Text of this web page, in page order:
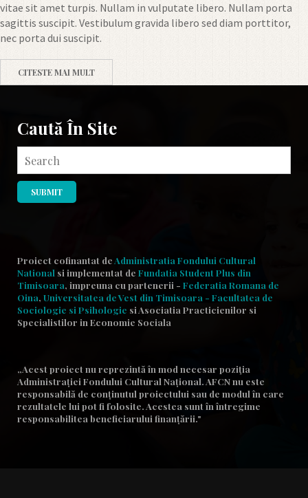
vitae sit amet turpis. Nullam in vulputate libero. Nullam porta
sagittis suscipit. Vestibulum gravida libero sed diam porttitor,
nec porta dui suscipit.
CITESTE MAI MULT
Caută În Site
Proiect cofinantat de Administratia Fondului Cultural
National si implementat de Fundatia Student Plus din
Timisoara, impreuna cu partenerii - Federatia Romana de
Oina, Universitatea de Vest din Timisoara - Facultatea de
Sociologie si Psihologie si Asociatia Practicienilor si
Specialistilor in Economie Sociala
„Acest proiect nu reprezintă în mod necesar poziţia
Administrației Fondului Cultural Național. AFCN nu este
responsabilă de conținutul proiectului sau de modul în care
rezultatele lui pot fi folosite. Acestea sunt în întregime
responsabilitea beneficiarului finanțării."